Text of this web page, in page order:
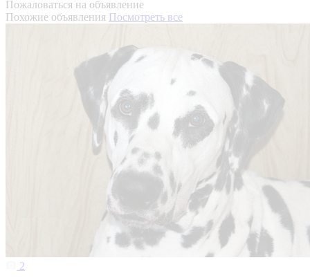
Пожаловаться на объявление
Похожие объявления Посмотреть все
2